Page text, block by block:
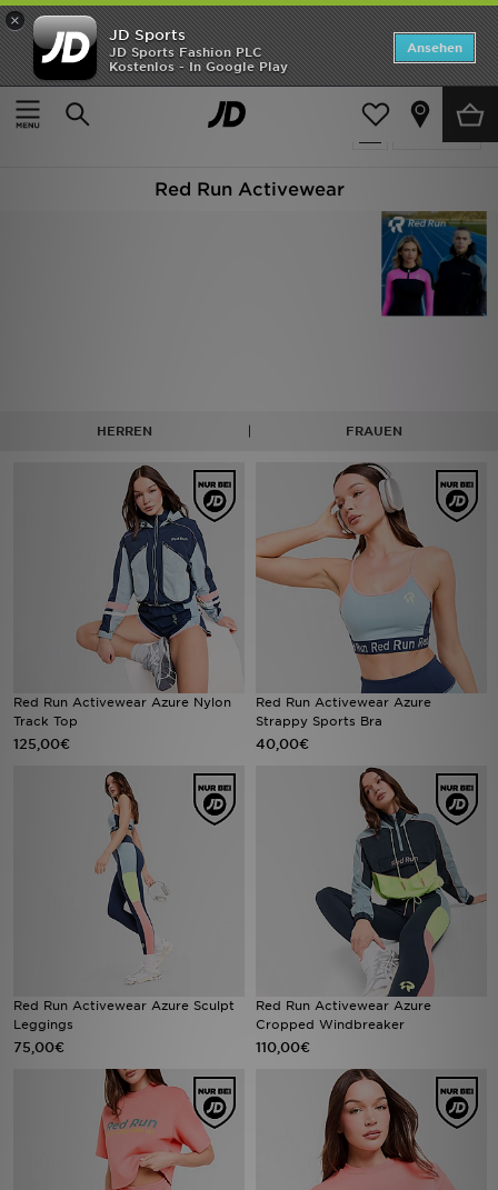
×
JD Sports
JD Sports Fashion PLC
Kostenlos - In Google Play
Ansehen
Home
Red Run Activewear
Verfeinern
32 Produkte
Red Run Activewear
HERREN FRAUEN
Red Run Activewear Azure Nylon
Track Top
125,00€
Red Run Activewear Azure
Strappy Sports Bra
40,00€
Red Run Activewear Azure Sculpt
Leggings
75,00€
Red Run Activewear Azure
Cropped Windbreaker
110,00€
ANGEBOTE
Neuheiten
Lade die APP
Hilfe & Kontakt
Geschenkgutschein
Studenten